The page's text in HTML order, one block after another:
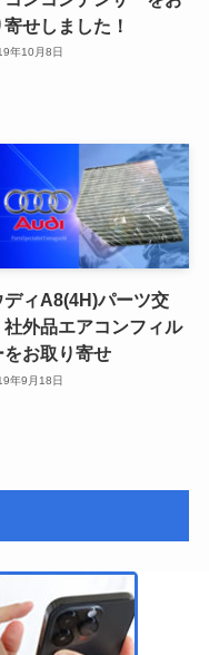
せしました！
年10月8日
ディA8(4H)パーツ交
社外品エアコンフィル
をお取り寄せ
年9月18日